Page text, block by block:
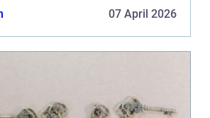
07 April 2026